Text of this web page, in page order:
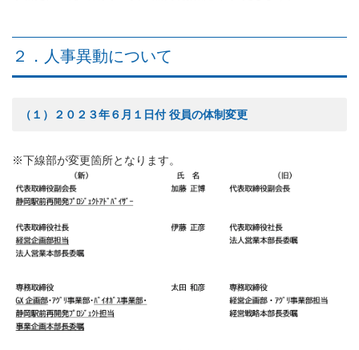
２．人事異動について
（１）２０２３年６月１日付 役員の体制変更
※下線部が変更箇所となります。